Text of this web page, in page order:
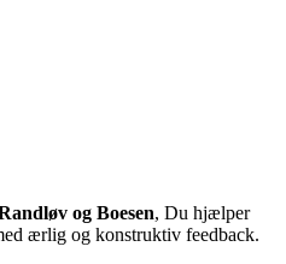
og Boesen, Du hjælper
ærlig og konstruktiv feedback.